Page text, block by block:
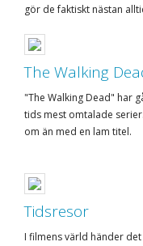
gör de faktiskt nästan
The Walking
"The Walking Dead" har
tids mest omtalade
om än med en lam titel.
Tidsresor
I filmens värld händer